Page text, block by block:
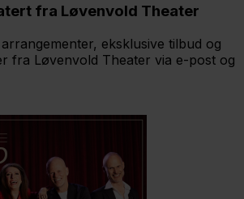
fra Løvenvold Theater
eksklusive tilbud og
fra Løvenvold Theater via e-post og